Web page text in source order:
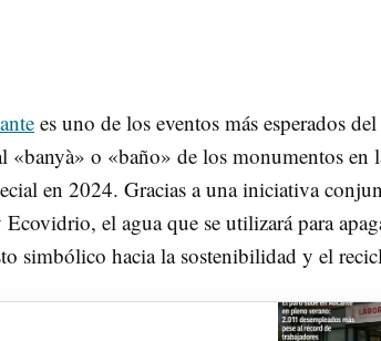
es uno de los eventos más esperados
o «baño» de los monumentos en
en 2024. Gracias a una iniciativa
el agua que se utilizará para
simbólico hacia la sostenibilidad y el